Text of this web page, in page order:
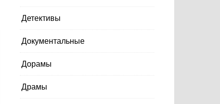
Детективы
Документальные
Дорамы
Драмы